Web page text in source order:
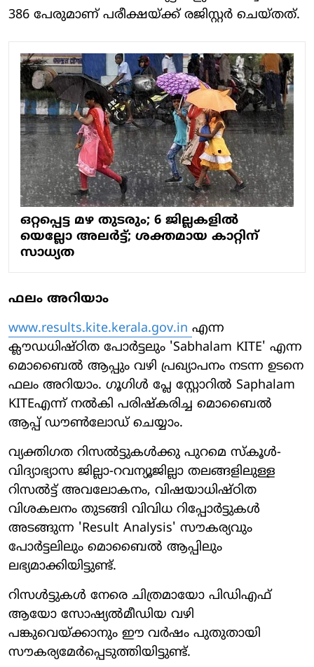
386 പേരുമാണ് പരീക്ഷയ്ക്ക് രജിസ്റ്റര്‍ ചെയ്തത്.
ഒറ്റപ്പെട്ട മഴ തുടരും; 6 ജില്ലകളിൽ
യെല്ലോ അലർട്ട്; ശക്തമായ കാറ്റിന്
സാധ്യത
ഫലം അറിയാം
www.results.kite.kerala.gov.in എന്ന
ക്ലൗഡധിഷ്ഠിത പോർട്ടലും 'Sabhalam KITE' എന്ന
മൊബൈൽ ആപ്പും വഴി പ്രഖ്യാപനം നടന്ന ഉടനെ
ഫലം അറിയാം. ഗൂഗിൾ പ്ലേ സ്റ്റോറിൽ Saphalam
KITEഎന്ന് നൽകി പരിഷ്‌കരിച്ച മൊബൈൽ
ആപ്പ് ഡൗൺലോഡ് ചെയ്യാം.
വ്യക്തിഗത റിസൽട്ടുകൾക്കു പുറമെ സ്‌കൂൾ-
വിദ്യാഭ്യാസ ജില്ലാ-റവന്യൂജില്ലാ തലങ്ങളിലുള്ള
റിസൽട്ട് അവലോകനം, വിഷയാധിഷ്ഠിത
വിശകലനം തുടങ്ങി വിവിധ റിപ്പോർട്ടുകൾ
അടങ്ങുന്ന 'Result Analysis' സൗകര്യവും
പോർട്ടലിലും മൊബൈൽ ആപ്പിലും
ലഭ്യമാക്കിയിട്ടുണ്ട്.
റിസൾട്ടുകൾ നേരെ ചിത്രമായോ പിഡിഎഫ്
ആയോ സോഷ്യൽമീഡിയ വഴി
പങ്കുവെയ്ക്കാനും ഈ വർഷം പുതുതായി
സൗകര്യമേർപ്പെടുത്തിയിട്ടുണ്ട്.